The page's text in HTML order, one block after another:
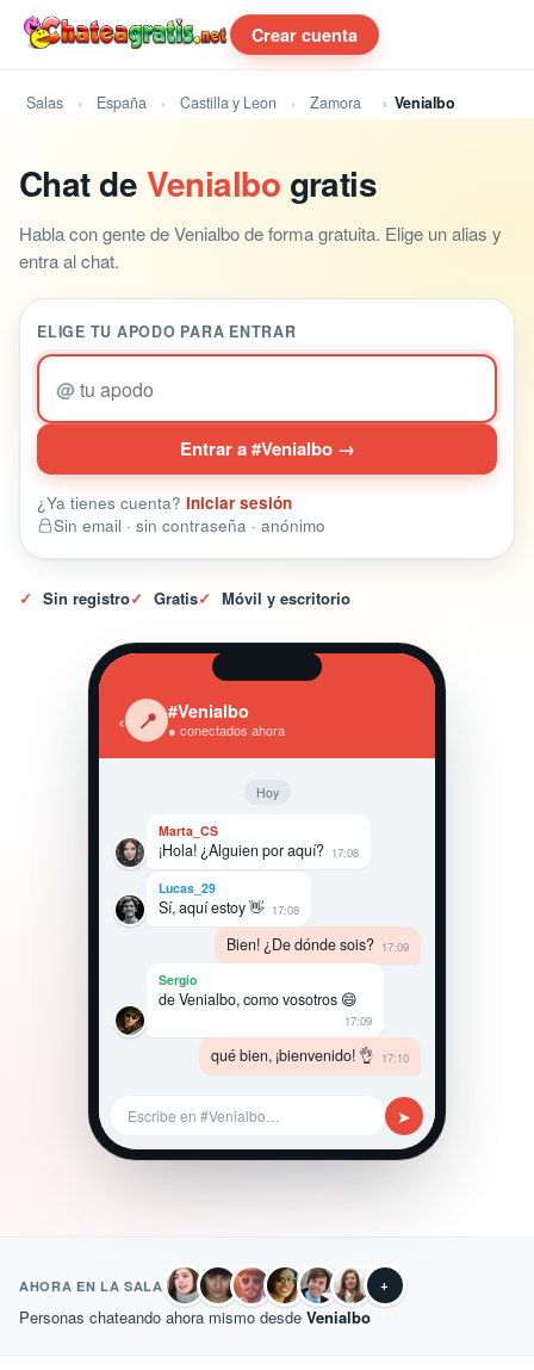
Crear cuenta
Salas España Castilla y Leon Zamora Venialbo
Chat deVenialbo gratis
Habla con gente de Venialbo de forma gratuita. Elige un alias y
entra al chat.
ELIGE TU APODO PARA ENTRAR
@
Entrar a #Venialbo →
¿Ya tienes cuenta? Iniciar sesión
Sin email · sin contraseña · anónimo
✓ Sin registro✓ Gratis✓ Móvil y escritorio
‹ 📍 #Venialbo
● conectados ahora
Hoy
Marta_CS
¡Hola! ¿Alguien por aquí? 17:08
Lucas_29
Sí, aquí estoy 👋 17:08
Bien! ¿De dónde sois? 17:09
Sergio
de Venialbo, como vosotros 😄
17:09
qué bien, ¡bienvenido! 👌 17:10
Escribe en #Venialbo… ➤
AHORA EN LA SALA +
Personas chateando ahora mismo desde Venialbo